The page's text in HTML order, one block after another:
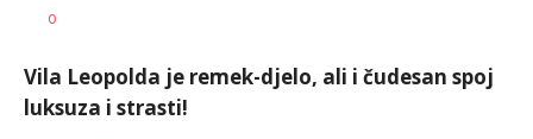
AUTOR
0
Vila Leopolda je remek-djelo, ali i čudesan spoj
luksuza i strasti!